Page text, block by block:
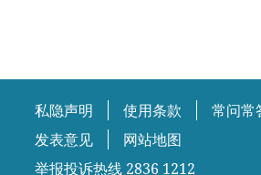
私隐声明 使用条款
常问常
发表意见
网站地图
举报投诉热线 2836 1212